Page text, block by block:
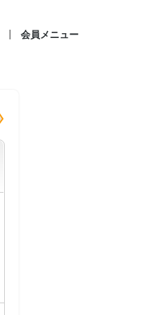
会員メニュー